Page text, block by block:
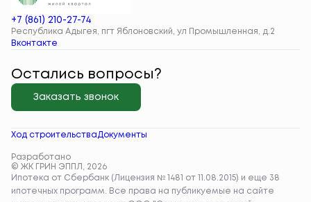
+7 (861) 210-27-74
Республика Адыгея, пгт Яблоновский, ул Промышленная, д.2
Вконтакте
Ход строительстваДокументы
Разработано
© ЖК ГРИН ЭППЛ, 2026
Остались вопросы?
Заказать звонок